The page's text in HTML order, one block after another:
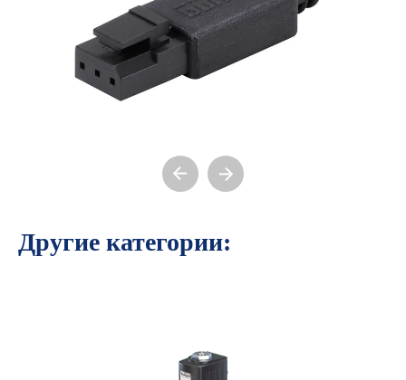
Другие категории: